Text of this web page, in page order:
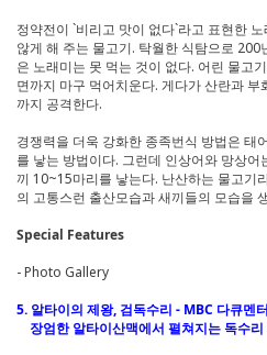
정약전이 `비리고 맛이 없다`라고 표현한
않게 해 주는 물고기. 탁월한 식탐으로
은 노래미는 못 먹는 것이 없다. 어린 물고
면까지 마구 먹어치운다. 게다가 산란과
까지 공격한다.
경쟁력을 더욱 강화한 종족번식 방법은 태
를 낳는 방법이다. 그런데 인상어와 망상
끼 10~15마리를 낳는다. 난산하는 물고기
의 고통스런 출산모습과 새끼들의 모습을
Special Features
- Photo Gallery
5. 알타이의 제왕, 검독수리 - MBC 다큐멘
장엄한 알타이산맥에서 펼쳐지는 독수리